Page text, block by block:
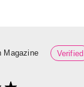
Magazine Verified